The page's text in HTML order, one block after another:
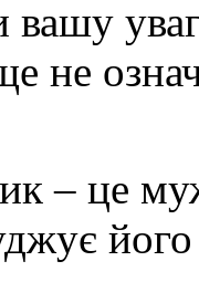
вашу
не
– це